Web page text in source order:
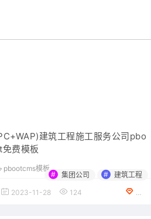
建筑工程施工服务公司pbo
费模板
pbootcms模板
# 集团公司 # 建筑工程
2023-11-28 124